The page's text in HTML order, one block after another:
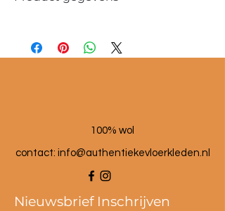
Maat poef: 60x60x25 cm
100% wol
contact: info@authentiekevloerkleden.nl
Nieuwsbrief Inschrijven